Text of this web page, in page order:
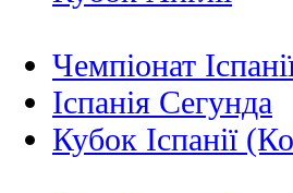
Чемпіонат
Іспанія Сегунда
Кубок Іспанії